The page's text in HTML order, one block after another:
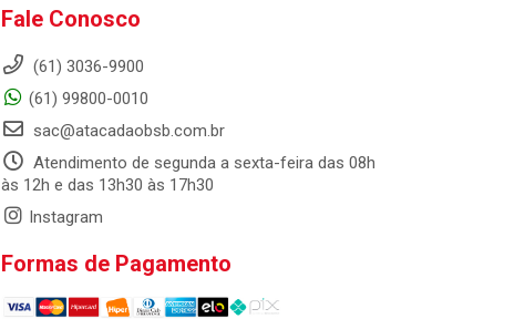
Fale Conosco
(61) 3036-9900
(61) 99800-0010
sac@atacadaobsb.com.br
Atendimento de segunda a sexta-feira das 08h
às 12h e das 13h30 às 17h30
Instagram
Formas de Pagamento